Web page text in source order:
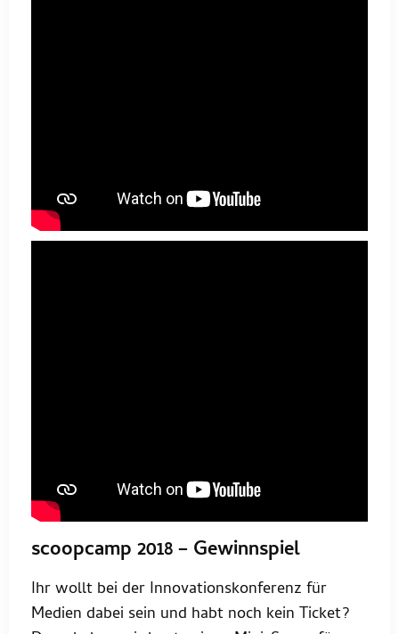
scoopcamp 2018 – Gewinnspiel
Ihr wollt bei der Innovationskonferenz für
Medien dabei sein und habt noch kein Ticket?